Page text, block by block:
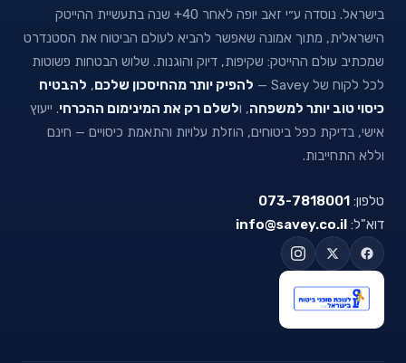
בישראל. נוסדה ע״י זאב יופה לאחר 40+ שנה בתעשיית ההייטק
הישראלית, מתוך אמונה שאפשר להביא לעולם הביטוח את הסטנדרט
שמכתיב עולם ההייטק: שקיפות, דיוק והוגנות. שלוש הבטחות פשוטות
לכל לקוח של Savey —
להפיק יותר מהחיסכון שלכם, להבטיח
כיסוי טוב יותר למשפחה, ולשלם רק את המינימום ההכרחי. ייעוץ
אישי, בדיקת כפל ביטוחים, הוזלת עלויות והתאמת כיסויים — חינם
וללא התחייבות.
טלפון: 073-7818001
דוא"ל: info@savey.co.il